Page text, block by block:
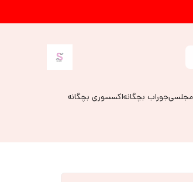
مجلسیجوراب بچگانهاکسسوری بچگانه